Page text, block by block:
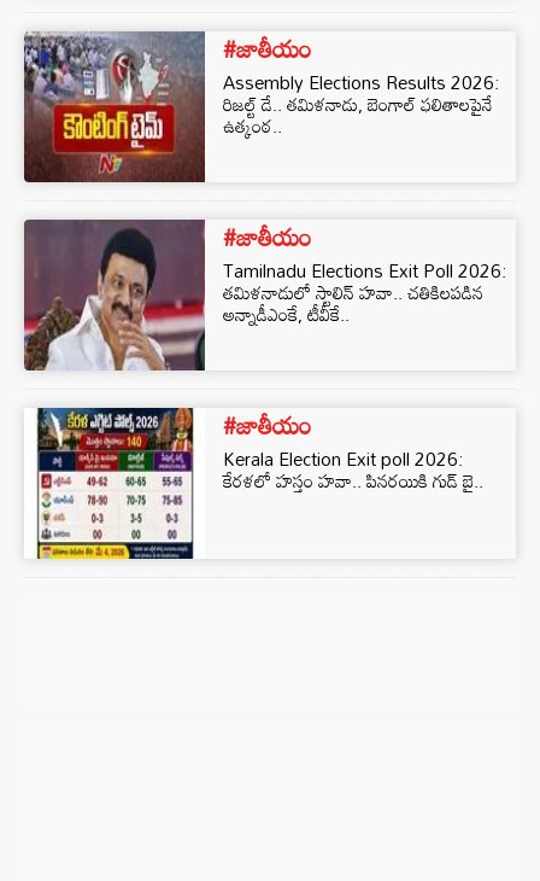
#జాతీయం
Assembly Elections Results 2026:
రిజల్ట్ డే.. తమిళనాడు, బెంగాల్ ఫలితాలపైనే
ఉత్కంఠ..
#జాతీయం
Tamilnadu Elections Exit Poll 2026:
తమిళనాడులో స్టాలిన్‌ హవా.. చతికిలపడిన
అన్నాడీఎంకే, టీవీకే..
#జాతీయం
Kerala Election Exit poll 2026:
కేరళలో హస్తం హవా.. పినరయికి గుడ్ బై..